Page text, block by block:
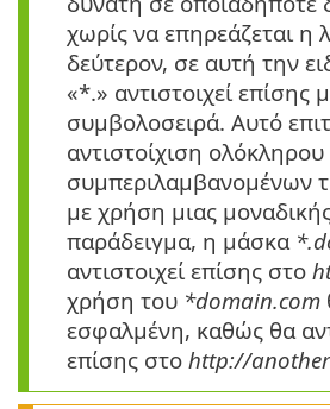
χωρίς να επηρεάζεται η
δεύτερον, σε αυτή την
«*.» αντιστοιχεί επίσης
συμβολοσειρά. Αυτό
αντιστοίχιση
συμπεριλαμβανομένων
με χρήση μιας
παράδειγμα, η μάσκα
αντιστοιχεί επίσης στο
χρήση του *domain.com
εσφαλμένη, καθώς θα
επίσης στο http://